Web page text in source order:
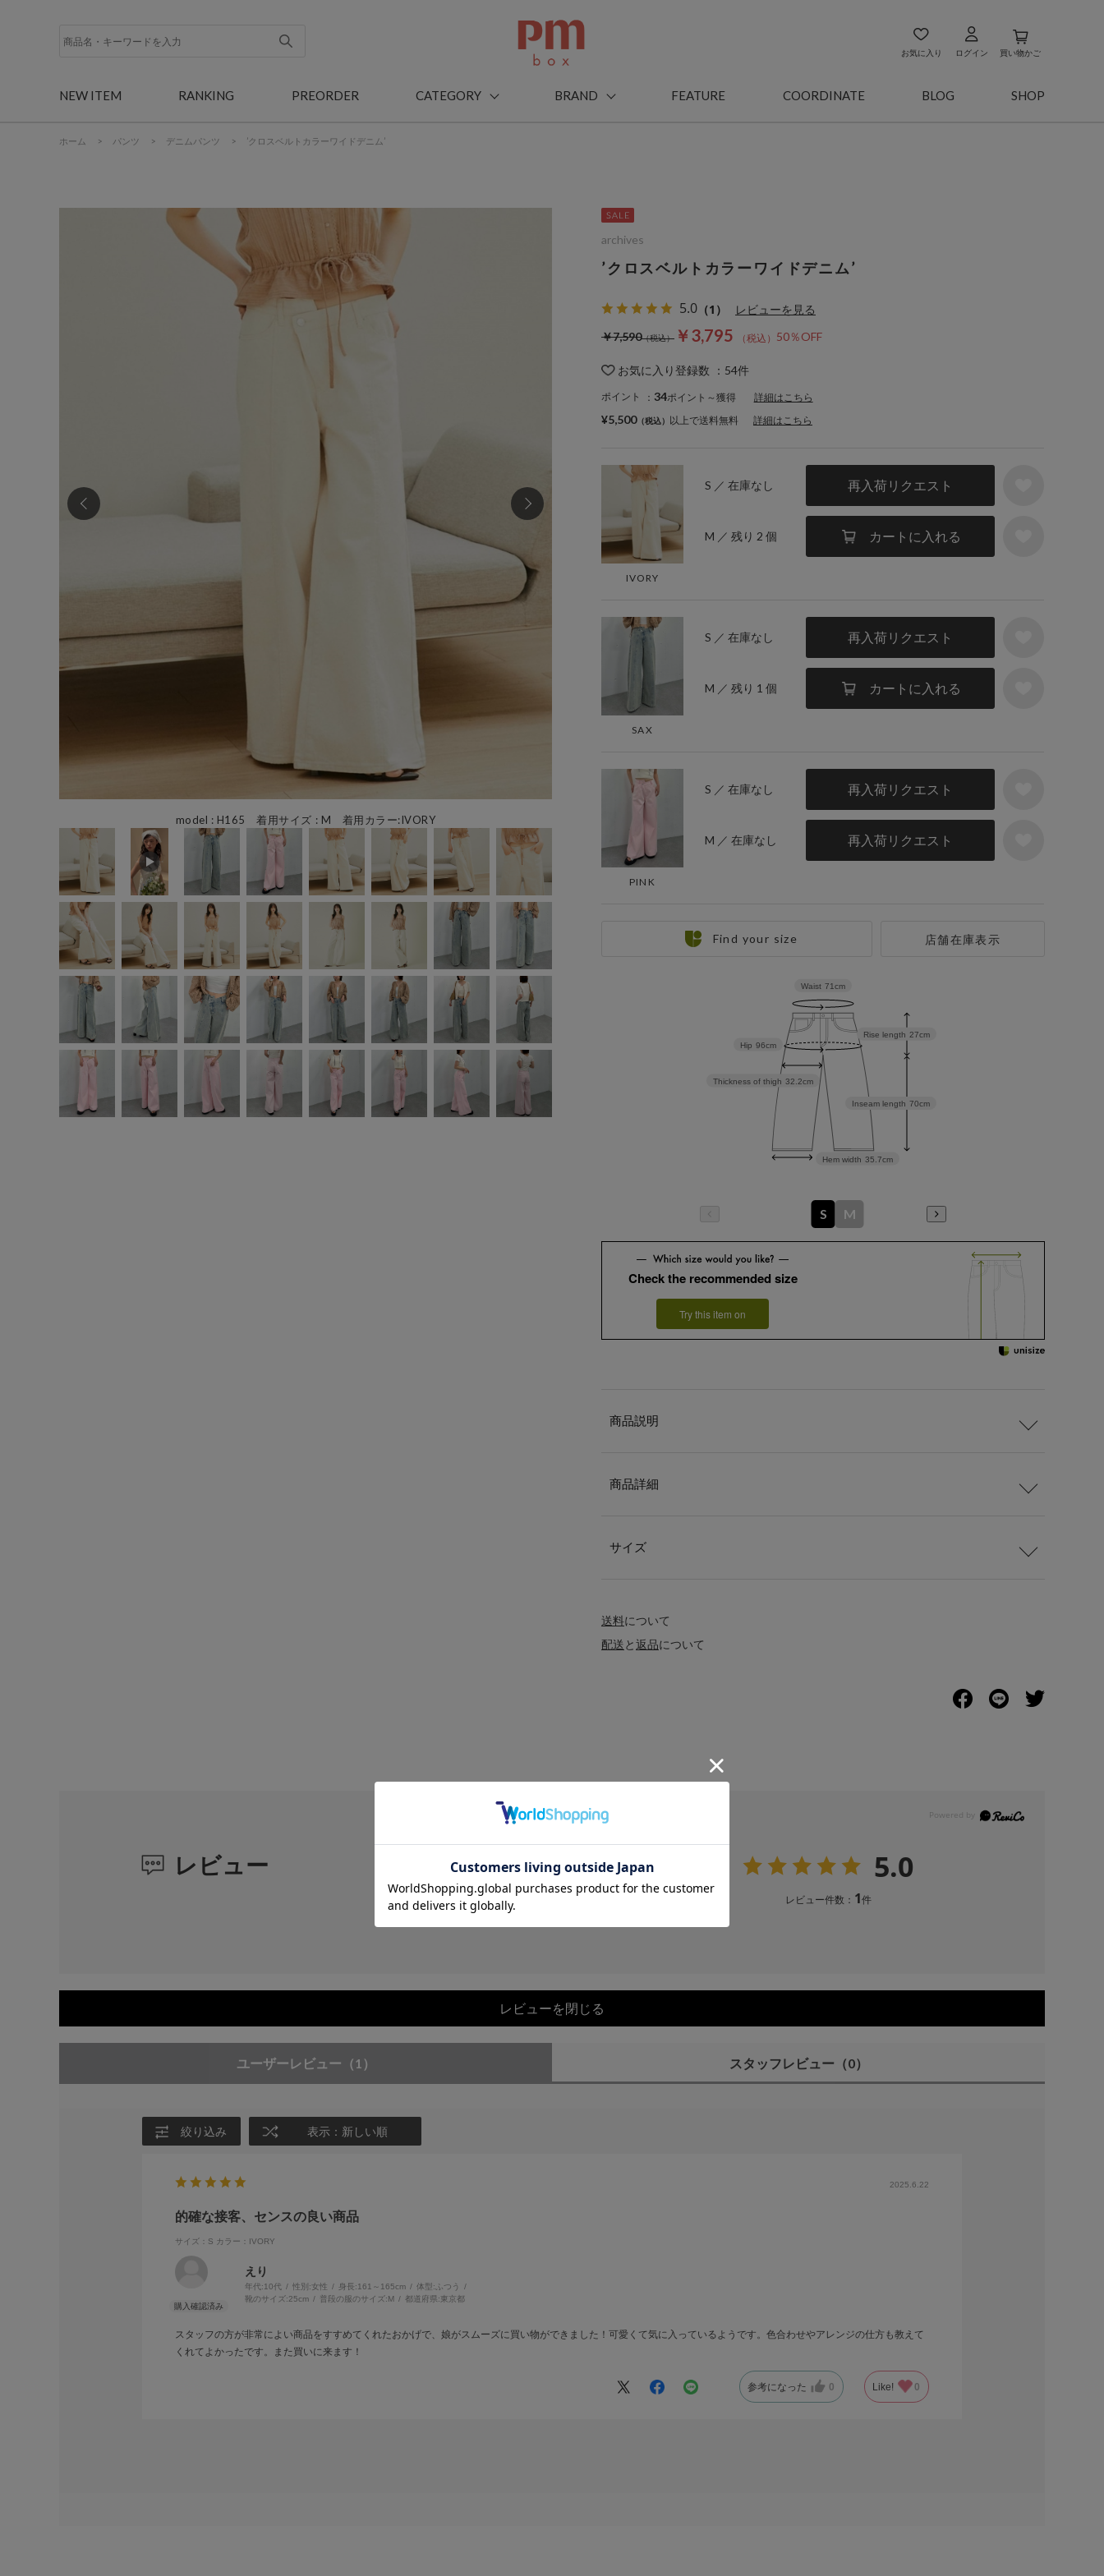
お気に入り ログイン 買い物かご
NEW ITEM RANKING PREORDER CATEGORY BRAND FEATURE COORDINATE BLOG SHOP
ホーム > パンツ > デニムパンツ > ’クロスベルトカラーワイドデニム’
model : H165 着用サイズ : M 着用カラー:IVORY
’クロスベルトカラーワイドデニム’
5.0 （1） レビューを見る
￥3,795 50％OFF
￥7,590
お気に入り登録数 ： 54件
ポイント ： 34ポイント～獲得 詳細はこちら
IVORY
S ／ 在庫なし 再入荷リクエスト
M ／ 残り 2 個 カートに入れる
SAX
S ／ 在庫なし 再入荷リクエスト
M ／ 残り 1 個 カートに入れる
PINK
S ／ 在庫なし 再入荷リクエスト
M ／ 在庫なし 再入荷リクエスト
店舗在庫表示
archives
¥5,500 以上で送料無料 詳細はこちら
Find your size
Inseam length 70cm
Rise length 27cm
Hem width 35.7cm
Thickness of thigh 32.2cm
Hip 96cm
Waist 71cm
S M
Check the recommended size
Try this item on
商品説明
商品詳細
サイズ
送料について
配送と返品について
レビュー 5.0
レビュー件数： 1件
レビューを閉じる
ユーザーレビュー （1） スタッフレビュー （0）
絞り込み 表示：新しい順
2025.6.22
的確な接客、センスの良い商品
サイズ：S カラー：IVORY
えり
年代:10代 性別:女性 身長:161～165cm 体型: ふつう
靴のサイズ:25cm 普段の服のサイズ:M 都道府県:東京都
スタッフの方が非常によい商品をすすめてくれたおかげで、娘がスムーズに買い物ができました！可愛くて気に入っているようです。色合わせやアレンジの仕方も教えて
くれてよかったです。また買いに来ます！
参考になった 0 Like! 0